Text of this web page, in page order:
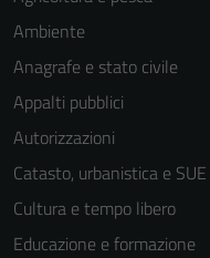
Ambiente
Anagrafe e stato civile
Appalti pubblici
Autorizzazioni
Catasto, urbanistica e SUE
Cultura e tempo libero
Educazione e formazione